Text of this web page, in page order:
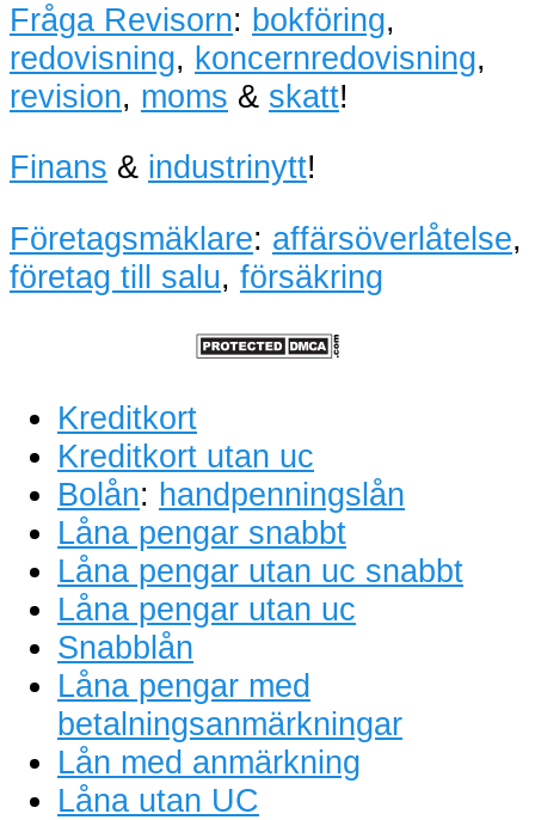
Fråga Revisorn: bokföring,
redovisning, koncernredovisning,
revision, moms & skatt!
Finans & industrinytt!
Företagsmäklare: affärsöverlåtelse,
företag till salu, försäkring
Kreditkort
Kreditkort utan uc
Bolån: handpenningslån
Låna pengar snabbt
Låna pengar utan uc snabbt
Låna pengar utan uc
Snabblån
Låna pengar med
betalningsanmärkningar
Lån med anmärkning
Låna utan UC